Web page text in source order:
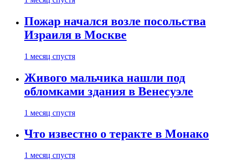
Пожар начался возле посольства
Израиля в Москве
1 месяц спустя
Живого мальчика нашли под
обломками здания в Венесуэле
1 месяц спустя
Что известно о теракте в Монако
1 месяц спустя